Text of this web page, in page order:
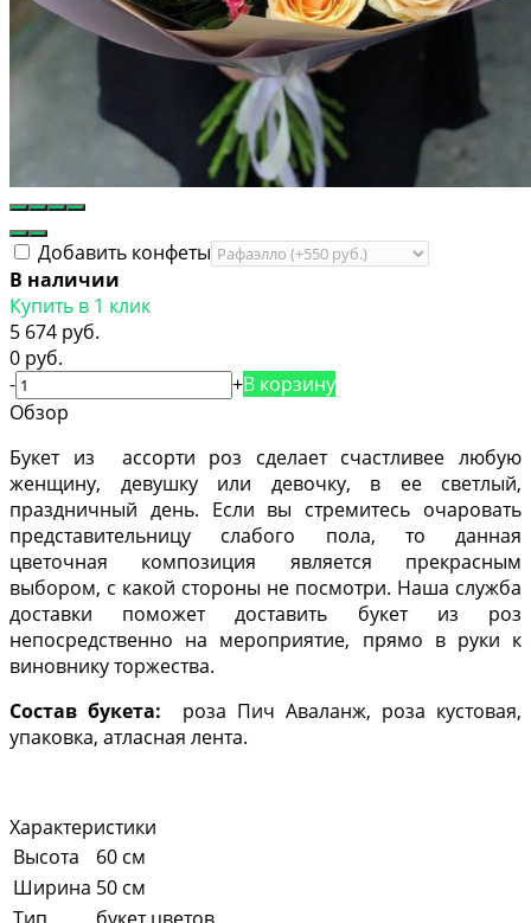
Добавить конфеты
В наличии
Купить в 1 клик
5 674 руб.
0 руб.
-
+В корзину
Обзор
Букет из ассорти роз сделает счастливее любую
женщину, девушку или девочку, в ее светлый,
праздничный день. Если вы стремитесь очаровать
представительницу слабого пола, то данная
цветочная композиция является прекрасным
выбором, с какой стороны не посмотри. Наша служба
доставки поможет доставить букет из роз
непосредственно на мероприятие, прямо в руки к
виновнику торжества.
Состав букета: роза Пич Аваланж, роза кустовая,
упаковка, атласная лента.
Характеристики
Высота
60 см
Ширина 50 см